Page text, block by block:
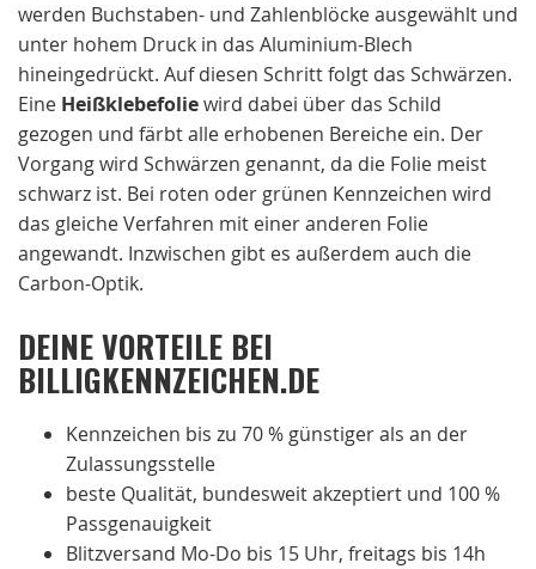
werden Buchstaben- und Zahlenblöcke ausgewählt und
unter hohem Druck in das Aluminium-Blech
hineingedrückt. Auf diesen Schritt folgt das Schwärzen.
Eine Heißklebefoliewird dabei über das Schild
gezogen und färbt alle erhobenen Bereiche ein. Der
Vorgang wird Schwärzen genannt, da die Folie meist
schwarz ist. Bei roten oder grünen Kennzeichen wird
das gleiche Verfahren mit einer anderen Folie
angewandt. Inzwischen gibt es außerdem auch die
Carbon-Optik.
DEINE VORTEILE BEI
BILLIGKENNZEICHEN.DE
Kennzeichen bis zu 70 % günstiger als an der
Zulassungsstelle
beste Qualität, bundesweit akzeptiert und 100 %
Passgenauigkeit
Blitzversand Mo-Do bis 15 Uhr, freitags bis 14h